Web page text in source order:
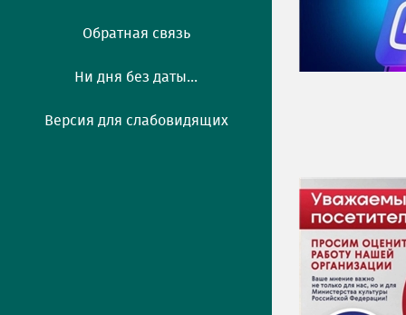
Обратная связь
Ни дня без даты...
Версия для слабовидящих